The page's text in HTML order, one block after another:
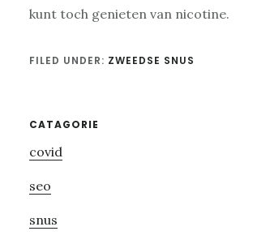
kunt toch genieten van nicotine.
FILED UNDER: ZWEEDSE SNUS
Primary
Sidebar
CATAGORIE
covid
seo
snus